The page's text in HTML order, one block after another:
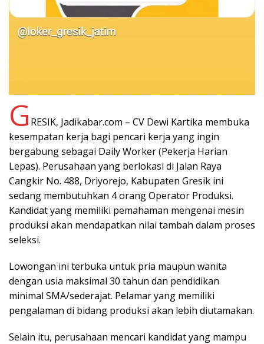
G RESIK, Jadikabar.com – CV Dewi Kartika membuka
kesempatan kerja bagi pencari kerja yang ingin
bergabung sebagai Daily Worker (Pekerja Harian
Lepas). Perusahaan yang berlokasi di Jalan Raya
Cangkir No. 488, Driyorejo, Kabupaten Gresik ini
sedang membutuhkan 4 orang Operator Produksi.
Kandidat yang memiliki pemahaman mengenai mesin
produksi akan mendapatkan nilai tambah dalam proses
seleksi.
Lowongan ini terbuka untuk pria maupun wanita
dengan usia maksimal 30 tahun dan pendidikan
minimal SMA/sederajat. Pelamar yang memiliki
pengalaman di bidang produksi akan lebih diutamakan.
Selain itu, perusahaan mencari kandidat yang mampu